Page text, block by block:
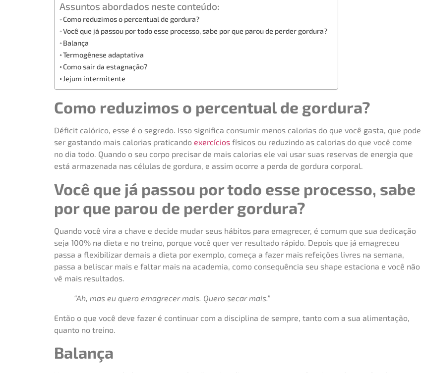
Assuntos abordados neste conteúdo:
Como reduzimos o percentual de gordura?
Você que já passou por todo esse processo, sabe por que parou de perder gordura?
Balança
Termogênese adaptativa
Como sair da estagnação?
Jejum intermitente
Como reduzimos o percentual de gordura?
Déficit calórico, esse é o segredo. Isso significa consumir menos calorias do que você gasta, que pode
ser gastando mais calorias praticando exercíciosfísicos ou reduzindo as calorias do que você come
no dia todo. Quando o seu corpo precisar de mais calorias ele vai usar suas reservas de energia que
está armazenada nas células de gordura, e assim ocorre a perda de gordura corporal.
Você que já passou por todo esse processo, sabe
por que parou de perder gordura?
Quando você vira a chave e decide mudar seus hábitos para emagrecer, é comum que sua dedicação
seja 100% na dieta e no treino, porque você quer ver resultado rápido. Depois que já emagreceu
passa a flexibilizar demais a dieta por exemplo, começa a fazer mais refeições livres na semana,
passa a beliscar mais e faltar mais na academia, como consequência seu shape estaciona e você não
vê mais resultados.
“Ah, mas eu quero emagrecer mais. Quero secar mais.”
Então o que você deve fazer é continuar com a disciplina de sempre, tanto com a sua alimentação,
quanto no treino.
Balança